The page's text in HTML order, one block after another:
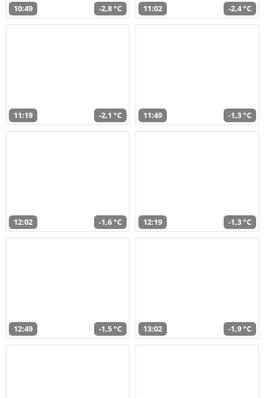
10:49 -2,8 °C 11:02 -2,4 °C
11:19 -2,1 °C 11:49 -1,3 °C
12:02 -1,6 °C 12:19 -1,3 °C
12:49 -1,5 °C 13:02 -1,9 °C